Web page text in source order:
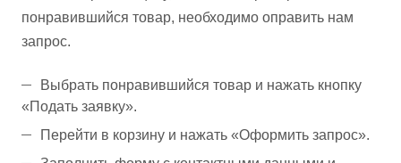
понравившийся товар, необходимо оправить нам
запрос.
Выбрать понравившийся товар и нажать кнопку
«Подать заявку».
Перейти в корзину и нажать «Оформить запрос».